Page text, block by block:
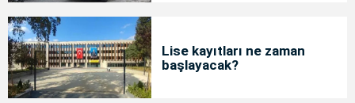
Lise kayıtları ne zaman
başlayacak?